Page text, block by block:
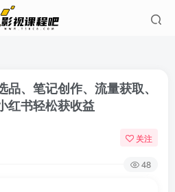
、笔记创作、流量获取、
红书轻松获收益
关注
48